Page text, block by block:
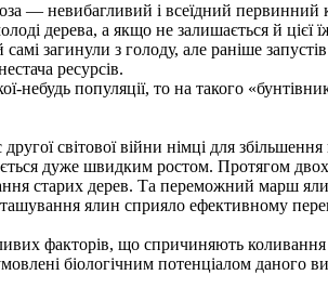
— невибагливий і всеїдний первинний
дерева, а якщо не залишається й цієї
загинули з голоду, але раніше
ресурсів.
популяції, то на такого
світової війни німці для
дуже швидким ростом. Протягом двох
старих дерев. Та переможний марш
ялин сприяло ефективному
факторів, що спричиняють коливання
біологічним потенціалом даного